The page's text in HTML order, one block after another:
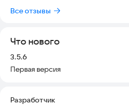
автомобилями, ставшими
машины и испытать их в бою.
Каждая имеет свои особенности и
Все отзывы
Что нового
Версия:
3.5.6
Первая версия
Разработчик